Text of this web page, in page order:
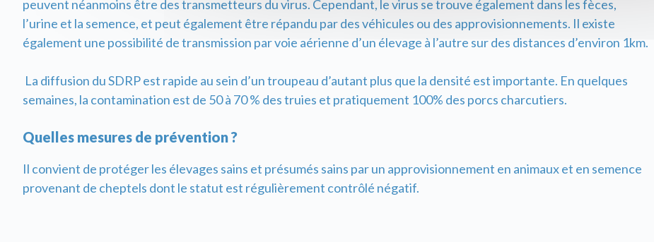
peuvent néanmoins être des transmetteurs du virus. Cependant, le virus se trouve également dans les fèces,
l’urine et la semence, et peut également être répandu par des véhicules ou des approvisionnements. Il existe
également une possibilité de transmission par voie aérienne d’un élevage à l’autre sur des distances d’environ 1km.
La diffusion du SDRP est rapide au sein d’un troupeau d’autant plus que la densité est importante. En quelques
semaines, la contamination est de 50 à 70 % des truies et pratiquement 100% des porcs charcutiers.
Quelles mesures de prévention ?
Il convient de protéger les élevages sains et présumés sains par un approvisionnement en animaux et en semence
provenant de cheptels dont le statut est régulièrement contrôlé négatif.